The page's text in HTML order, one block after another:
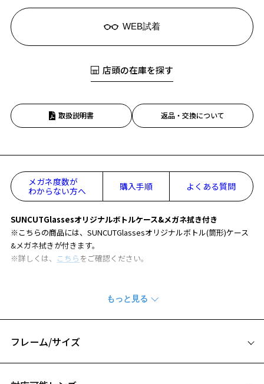
WEB試着
店頭の在庫を探す
取扱説明書 返品・交換について
メガネ度数が
わからない方へ
購入手順 よくある質問
SUNCUTGlassesオリジナルボトルケース&メガネ拭き付き
※こちらの商品には、SUNCUTGlassesオリジナルボトル(筒形)ケース
&メガネ拭きが付きます。
※詳しくは、 こちら をご確認ください。
※繁忙期や予期せぬ事態により、上記の日数よりもお日にちをいただ
※お届け予定日の目安はカート内(STEP2)でご確認ください。
人気のサングラスに新色が登場！
フレーム/サイズ